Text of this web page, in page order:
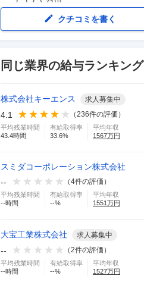
クチコミを書く
同じ業界の給与ランキング
株式会社キーエンス 求人募集中
4.1 （236件の評価）
平均残業時間
43.4時間
有給取得率
33.6%
平均年収
1567万円
スミダコーポレーション株式会社
--
（4件の評価）
平均残業時間
--時間
有給取得率
--%
平均年収
1551 万円
大宝工業株式会社 求人募集中
-- （2件の評価）
平均残業時間
--時間
有給取得率
--%
平均年収
1527万円